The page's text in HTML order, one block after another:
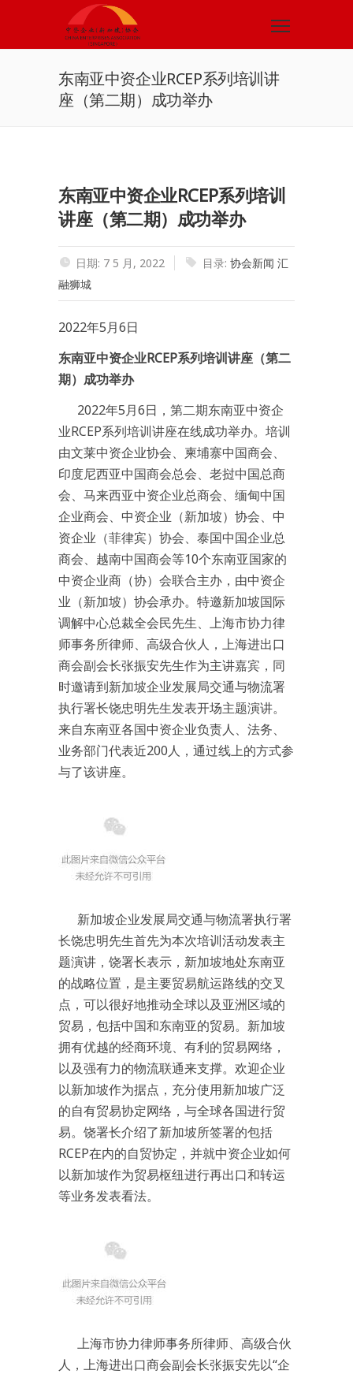
东南亚中资企业RCEP系列培训讲
座（第二期）成功举办
东南亚中资企业RCEP系列培训
讲座（第二期）成功举办
日期: 7 5 月, 2022 目录: 协会新闻 汇
融狮城
2022年5月6日
东南亚中资企业RCEP系列培训讲座（第二
期）成功举办
2022年5月6日，第二期东南亚中资企
业RCEP系列培训讲座在线成功举办。培训
由文莱中资企业协会、柬埔寨中国商会、
印度尼西亚中国商会总会、老挝中国总商
会、马来西亚中资企业总商会、缅甸中国
企业商会、中资企业（新加坡）协会、中
资企业（菲律宾）协会、泰国中国企业总
商会、越南中国商会等10个东南亚国家的
中资企业商（协）会联合主办，由中资企
业（新加坡）协会承办。特邀新加坡国际
调解中心总裁全会民先生、上海市协力律
师事务所律师、高级合伙人，上海进出口
商会副会长张振安先生作为主讲嘉宾，同
时邀请到新加坡企业发展局交通与物流署
执行署长饶忠明先生发表开场主题演讲。
来自东南亚各国中资企业负责人、法务、
业务部门代表近200人，通过线上的方式参
与了该讲座。
新加坡企业发展局交通与物流署执行署
长饶忠明先生首先为本次培训活动发表主
题演讲，饶署长表示，新加坡地处东南亚
的战略位置，是主要贸易航运路线的交叉
点，可以很好地推动全球以及亚洲区域的
贸易，包括中国和东南亚的贸易。新加坡
拥有优越的经商环境、有利的贸易网络，
以及强有力的物流联通来支撑。欢迎企业
以新加坡作为据点，充分使用新加坡广泛
的自有贸易协定网络，与全球各国进行贸
易。饶署长介绍了新加坡所签署的包括
RCEP在内的自贸协定，并就中资企业如何
以新加坡作为贸易枢纽进行再出口和转运
等业务发表看法。
上海市协力律师事务所律师、高级合伙
人，上海进出口商会副会长张振安先以“企